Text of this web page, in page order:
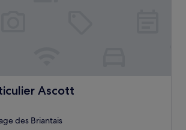
Ascott
Ascott
des Briantais